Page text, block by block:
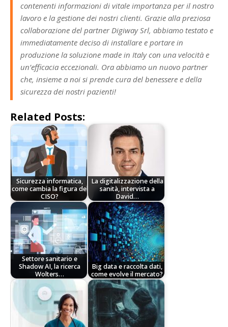
contenenti informazioni di vitale importanza per il nostro
lavoro e la gestione dei nostri clienti. Grazie alla preziosa
collaborazione del partner Digiway Srl, abbiamo testato e
immediatamente deciso di installare e portare in
produzione la soluzione made in Italy con una velocità e
un’efficacia eccezionali. Ora abbiamo un nuovo partner
che, insieme a noi si prende cura del benessere e della
sicurezza dei nostri pazienti!
Related Posts:
Sicurezza informatica,
come cambia la figura del
CISO?
La digitalizzazione della
sanità, intervista a
David…
Settore sanitario e
Shadow AI, la ricerca
Wolters…
Big data e raccolta dati,
come evolve il mercato?